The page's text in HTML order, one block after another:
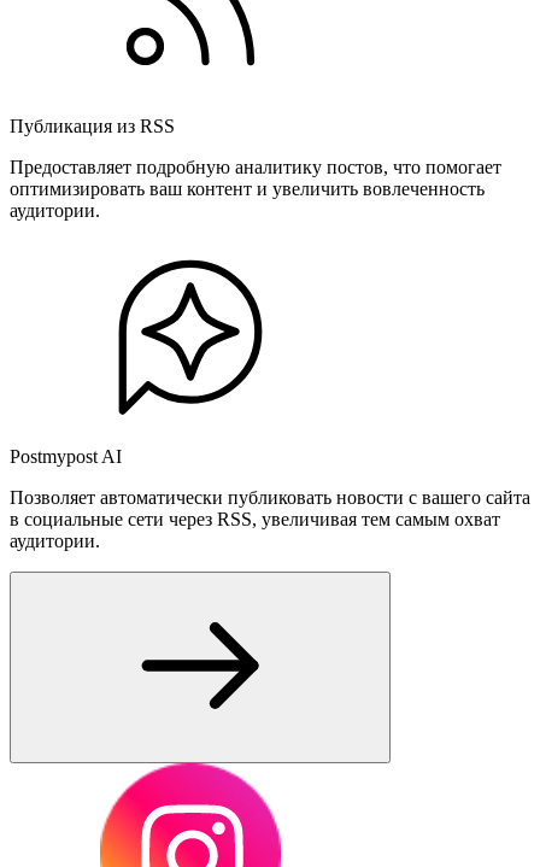
Публикация из RSS
Предоставляет подробную аналитику постов, что помогает
оптимизировать ваш контент и увеличить вовлеченность
аудитории.
Postmypost AI
Позволяет автоматически публиковать новости с вашего сайта
в социальные сети через RSS, увеличивая тем самым охват
аудитории.